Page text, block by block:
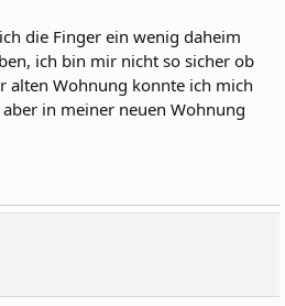
die Finger ein wenig daheim
ich bin mir nicht so sicher ob
alten Wohnung konnte ich mich
in meiner neuen Wohnung